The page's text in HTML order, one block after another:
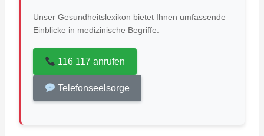
Unser Gesundheitslexikon bietet Ihnen umfassende
Einblicke in medizinische Begriffe.
116 117 anrufen
Telefonseelsorge